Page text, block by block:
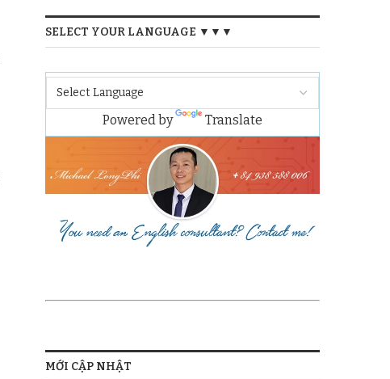
SELECT YOUR LANGUAGE ▼▼▼
Powered by Translate
MỚI CẬP NHẬT